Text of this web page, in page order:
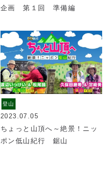
企画 第１回 準備編
登山
2023.07.05
ちょっと山頂へ～絶景！ニッ
ポン低山紀行 鋸山